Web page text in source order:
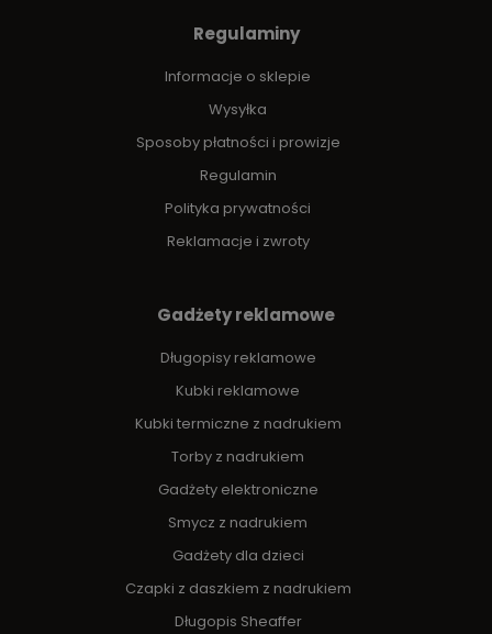
Regulaminy
Informacje o sklepie
Wysyłka
Sposoby płatności i prowizje
Regulamin
Polityka prywatności
Reklamacje i zwroty
Gadżety reklamowe
Długopisy reklamowe
Kubki reklamowe
Kubki termiczne z nadrukiem
Torby z nadrukiem
Gadżety elektroniczne
Smycz z nadrukiem
Gadżety dla dzieci
Czapki z daszkiem z nadrukiem
Długopis Sheaffer